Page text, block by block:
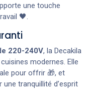
une touche
🖤.
220-240V, la Decakila
modernes. Elle
pour offrir 🎁, et
une tranquillité d’esprit